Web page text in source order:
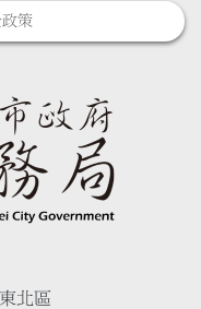
策
北區